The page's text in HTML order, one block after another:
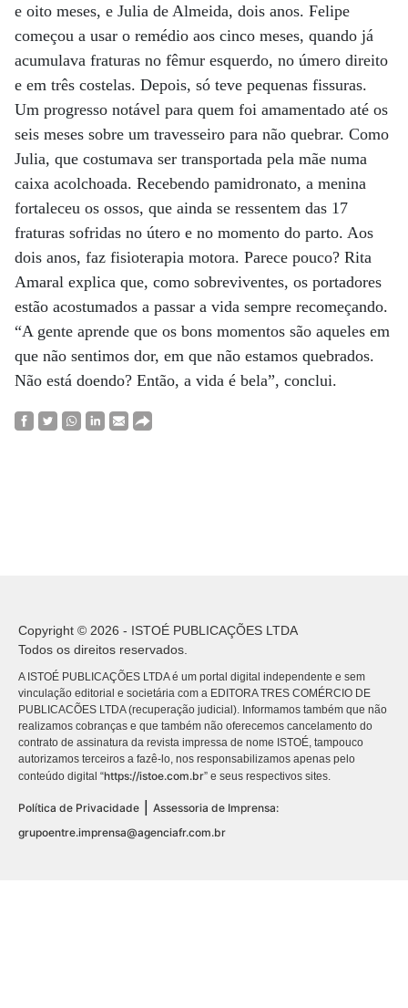
e oito meses, e Julia de Almeida, dois anos. Felipe
começou a usar o remédio aos cinco meses, quando já
acumulava fraturas no fêmur esquerdo, no úmero direito
e em três costelas. Depois, só teve pequenas fissuras.
Um progresso notável para quem foi amamentado até os
seis meses sobre um travesseiro para não quebrar. Como
Julia, que costumava ser transportada pela mãe numa
caixa acolchoada. Recebendo pamidronato, a menina
fortaleceu os ossos, que ainda se ressentem das 17
fraturas sofridas no útero e no momento do parto. Aos
dois anos, faz fisioterapia motora. Parece pouco? Rita
Amaral explica que, como sobreviventes, os portadores
estão acostumados a passar a vida sempre recomeçando.
“A gente aprende que os bons momentos são aqueles em
que não sentimos dor, em que não estamos quebrados.
Não está doendo? Então, a vida é bela”, conclui.
Copyright © 2026 - ISTOÉ PUBLICAÇÕES LTDA
Todos os direitos reservados.
A ISTOÉ PUBLICAÇÕES LTDA é um portal digital independente e sem
vinculação editorial e societária com a EDITORA TRES COMÉRCIO DE
PUBLICACÕES LTDA (recuperação judicial). Informamos também que não
realizamos cobranças e que também não oferecemos cancelamento do
contrato de assinatura da revista impressa de nome ISTOÉ, tampouco
autorizamos terceiros a fazê-lo, nos responsabilizamos apenas pelo
conteúdo digital “https://istoe.com.br” e seus respectivos sites.
Política de Privacidade
Assessoria de Imprensa:
grupoentre.imprensa@agenciafr.com.br